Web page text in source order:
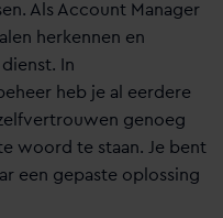
Als Account Manager
herkennen en
In
heb je al eerdere
genoeg
woord te staan. Je bent
een gepaste oplossing